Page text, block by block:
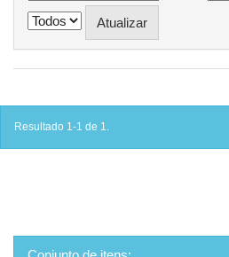
Resultado 1-1 de 1.